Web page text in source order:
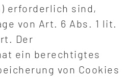
erforderlich sind,
von Art. 6 Abs. 1 lit.
Der
ein berechtigtes
von Cookies